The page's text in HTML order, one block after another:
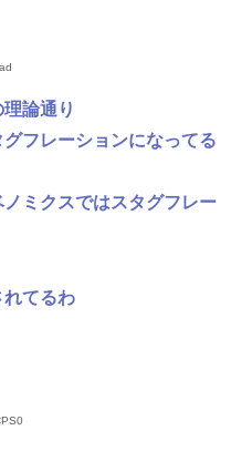
論通り
フレーションになってる
ノミクスではスタグフレー
れてるわ